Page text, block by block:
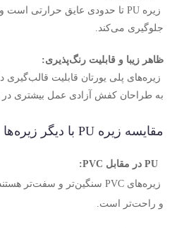
زیره PU تا حدودی عایق حرارتی است و
جلوگیری می‌کند.
ظاهر زیبا و قابلیت رنگ‌پذیری:
زیره‌های پلی یورتان قابلیت قالب‌گیری
به طراحان کفش آزادی عمل بیشتری
مقایسه زیره PU با دیگر زیره‌ها
PU در مقابل PVC
:
زیره‌های PVC سنگین‌تر و سفت‌تر
و راحت‌تر است.